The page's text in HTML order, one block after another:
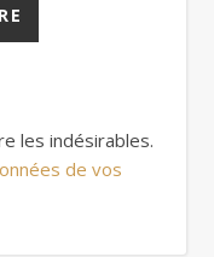
les indésirables.
de vos